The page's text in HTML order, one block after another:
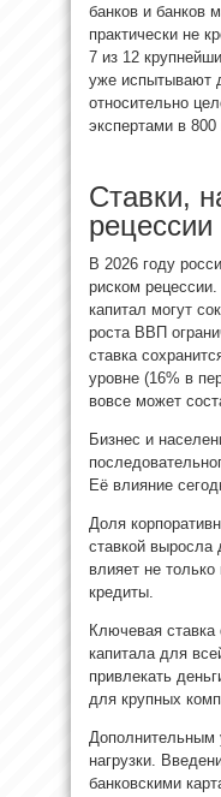
банков и банков
практически не
7 из 12
уже испытывают
относительно
экспертами в
Ставки,
рецессии
В 2026 году
риском
капитал могут
роста ВВП
ставка
уровне (16% в
вовсе может
Бизнес и
Её влияние
Доля
ставкой
влияет не
кредиты.
Ключевая ставка
капитала для
привлекать
для крупных
Дополнительным
нагрузки.
банковскими